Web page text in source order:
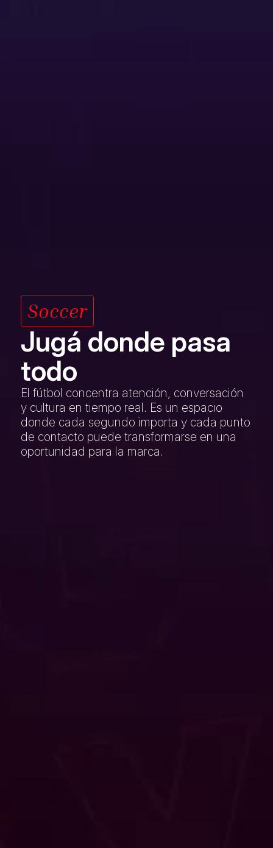
Soccer
Jugá donde pasa
todo
El fútbol concentra atención, conversación
y cultura en tiempo real. Es un espacio
donde cada segundo importa y cada punto
de contacto puede transformarse en una
oportunidad para la marca.